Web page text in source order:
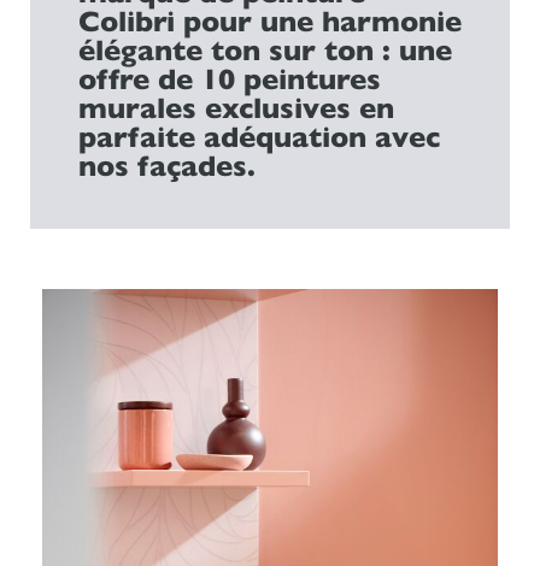
Colibri pour une harmonie
élégante ton sur ton : une
offre de 10 peintures
murales exclusives en
parfaite adéquation avec
nos façades.